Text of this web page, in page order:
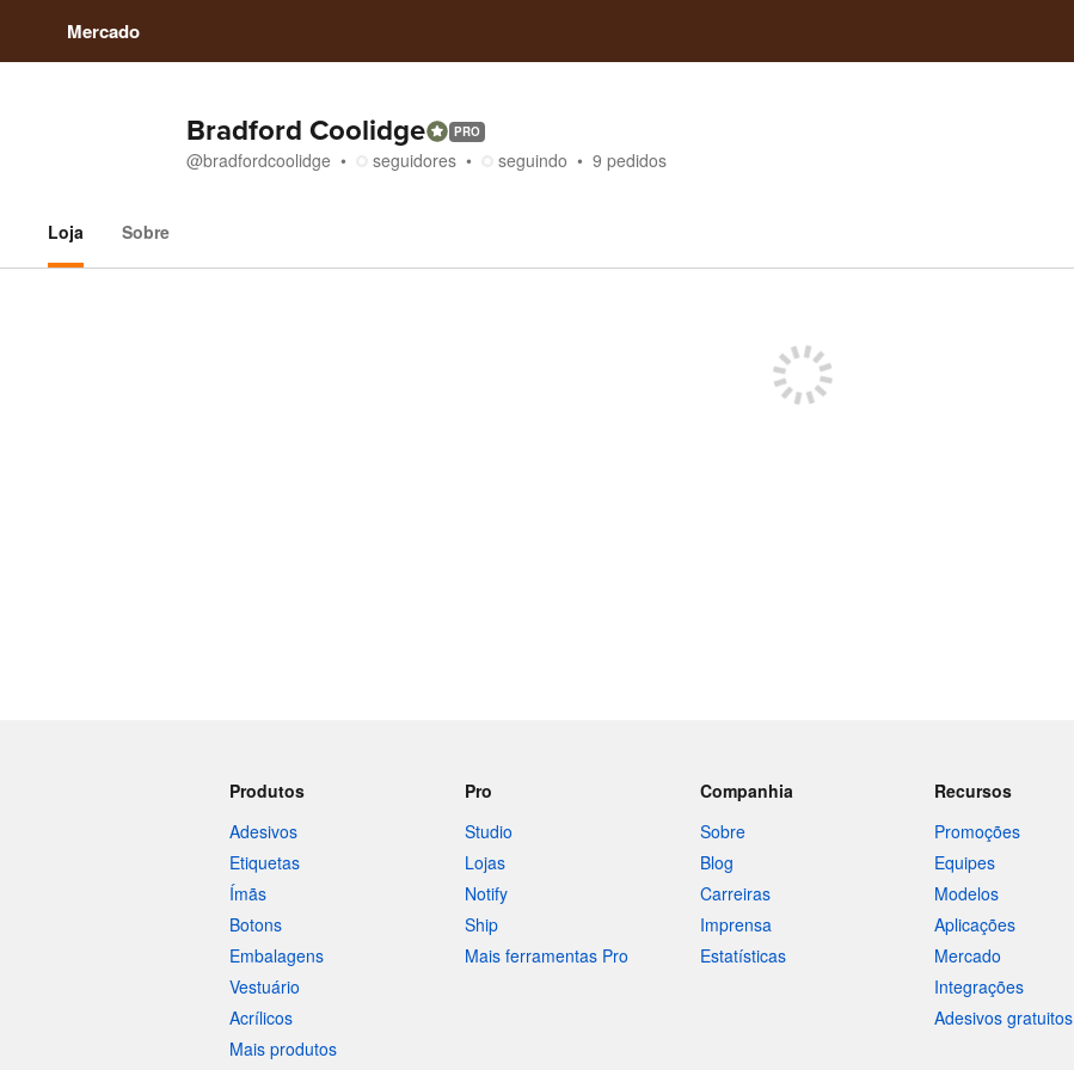
Mercado
Bradford Coolidge PRO
@bradfordcoolidge seguidores seguindo 9 pedidos
Loja Sobre
Produtos
Adesivos
Etiquetas
Ímãs
Botons
Embalagens
Vestuário
Acrílicos
Mais produtos
Pro
Studio
Lojas
Notify
Ship
Mais ferramentas Pro
Companhia
Sobre
Blog
Carreiras
Imprensa
Estatísticas
Recursos
Promoções
Equipes
Modelos
Aplicações
Mercado
Integrações
Adesivos gratuitos